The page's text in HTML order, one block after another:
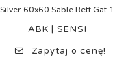
Silver 60x60 Sable Rett.Gat.1
ABK | SENSI
Zapytaj o cenę!